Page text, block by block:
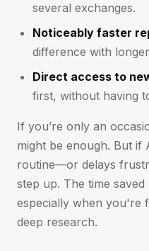
several exchanges.
Noticeably faster
difference with
Direct access to
first, without having
If you’re only an
might be enough. But
routine—or delays
step up. The time
especially when you're
deep research.